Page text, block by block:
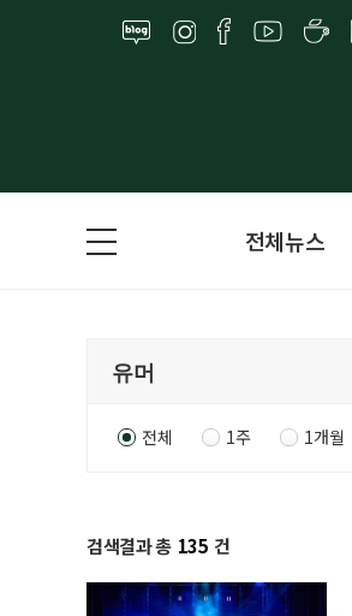
전체뉴스
전체 1주 1개월
검색결과 총 135 건